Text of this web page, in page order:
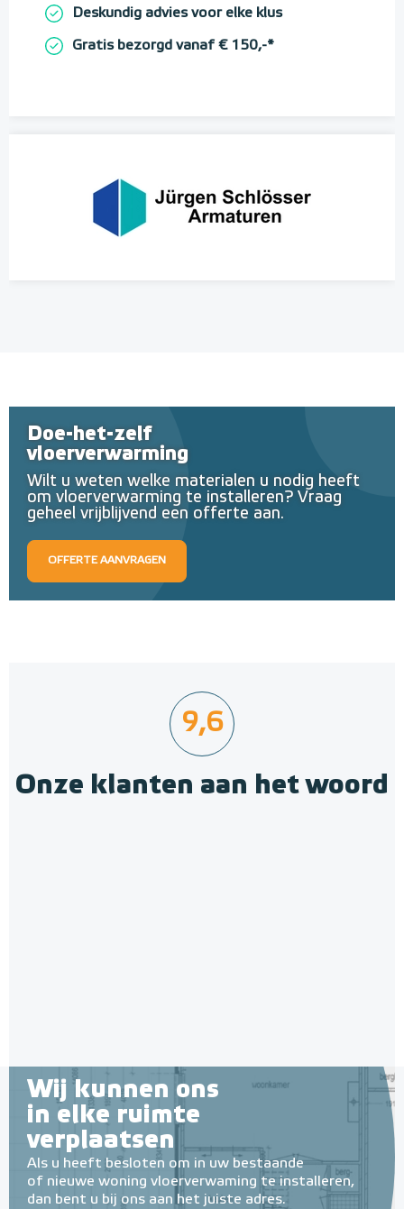
Deskundig advies voor elke klus
Gratis bezorgd vanaf € 150,-*
Doe-het-zelf
vloerverwarming
Wilt u weten welke materialen u nodig heeft
om vloerverwarming te installeren? Vraag
geheel vrijblijvend een offerte aan.
OFFERTE AANVRAGEN
9,6
Onze klanten aan het woord
Wij kunnen ons
in elke ruimte
verplaatsen
Als u heeft besloten om in uw bestaande
of nieuwe woning vloerverwaming te installeren,
dan bent u bij ons aan het juiste adres.